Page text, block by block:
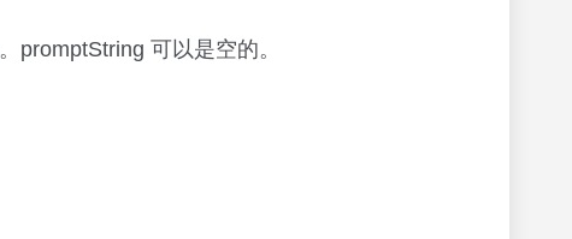
promptString 可以是空的。